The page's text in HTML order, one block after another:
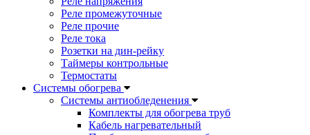
Реле промежуточные
Реле прочие
Реле тока
Розетки на дин-рейку
Таймеры контрольные
Термостаты
Системы обогрева
Системы антиобледенения
Комплекты для обогрева труб
Кабель нагревательный